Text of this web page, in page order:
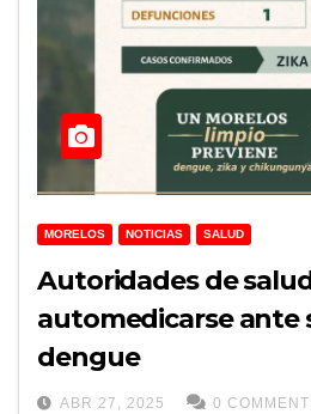
MORELOS NOTICIAS SALUD
Autoridades de
automedicarse ante
dengue
ABR 27, 2025 0